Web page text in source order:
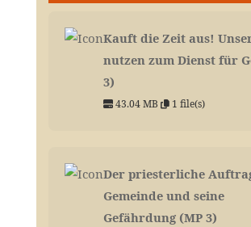
Kauft die Zeit aus!
nutzen zum Dienst für
3)
43.04 MB 1 file(s)
Der priesterliche
Gemeinde und seine
Gefährdung (MP 3)